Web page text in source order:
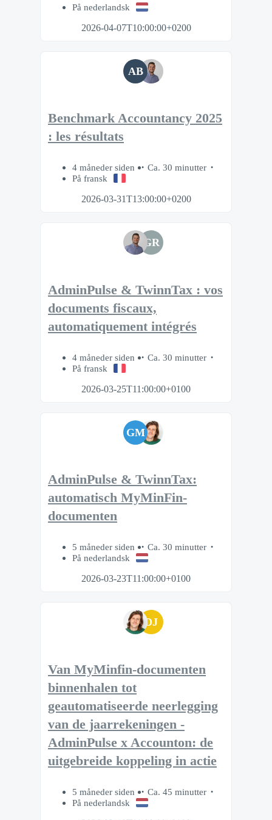
På nederlandsk
2026-04-07T10:00:00+0200
AB
Benchmark Accountancy 2025
: les résultats
4 måneder siden
Ca. 30 minutter
På fransk
2026-03-31T13:00:00+0200
GR
AdminPulse & TwinnTax : vos
documents fiscaux,
automatiquement intégrés
4 måneder siden
Ca. 30 minutter
På fransk
2026-03-25T11:00:00+0100
GM
AdminPulse & TwinnTax:
automatisch MyMinFin-
documenten
5 måneder siden
Ca. 30 minutter
På nederlandsk
2026-03-23T11:00:00+0100
DJ
Van MyMinfin-documenten
binnenhalen tot
geautomatiseerde neerlegging
van de jaarrekeningen -
AdminPulse x Accounton: de
uitgebreide koppeling in actie
5 måneder siden
Ca. 45 minutter
På nederlandsk